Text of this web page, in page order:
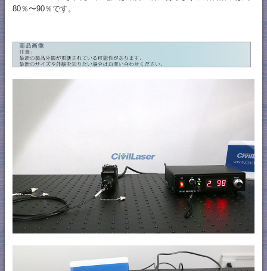
80％〜90％です。